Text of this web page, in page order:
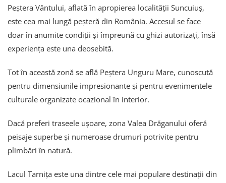
Peștera Vântului, aflată în apropierea localității Suncuiuș,
este cea mai lungă peșteră din România. Accesul se face
doar în anumite condiții și împreună cu ghizi autorizați, însă
experiența este una deosebită.
Tot în această zonă se află Peștera Unguru Mare, cunoscută
pentru dimensiunile impresionante și pentru evenimentele
culturale organizate ocazional în interior.
Dacă preferi traseele ușoare, zona Valea Drăganului oferă
peisaje superbe și numeroase drumuri potrivite pentru
plimbări în natură.
Lacul Tarnița este una dintre cele mai populare destinații din